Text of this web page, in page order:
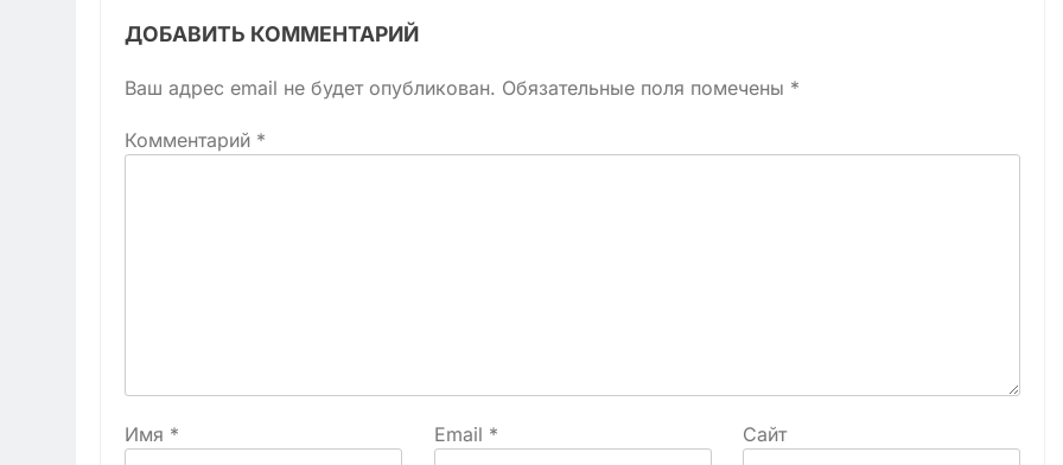
ДОБАВИТЬ КОММЕНТАРИЙ
Ваш адрес email не будет опубликован. Обязательные поля помечены *
Комментарий *
Имя * Email * Сайт